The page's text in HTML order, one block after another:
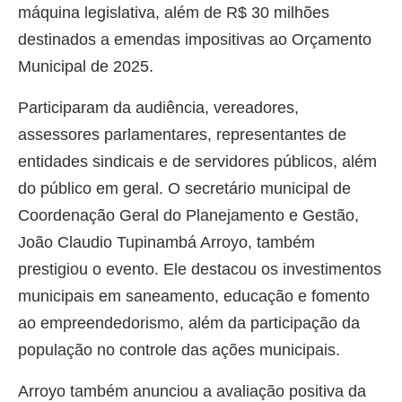
máquina legislativa, além de R$ 30 milhões
destinados a emendas impositivas ao Orçamento
Municipal de 2025.
Participaram da audiência, vereadores,
assessores parlamentares, representantes de
entidades sindicais e de servidores públicos, além
do público em geral. O secretário municipal de
Coordenação Geral do Planejamento e Gestão,
João Claudio Tupinambá Arroyo, também
prestigiou o evento. Ele destacou os investimentos
municipais em saneamento, educação e fomento
ao empreendedorismo, além da participação da
população no controle das ações municipais.
Arroyo também anunciou a avaliação positiva da